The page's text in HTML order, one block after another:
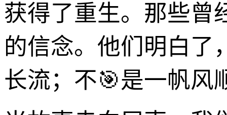
获得了重生。那些曾
的信念。他们明白了
长流；不🎯是一帆风